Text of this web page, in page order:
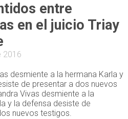
entre
en el juicio Triay
2016
desmiente a la hermana Karla y
de presentar a dos nuevos
Vivas desmiente a la
y la defensa desiste de
nuevos testigos.